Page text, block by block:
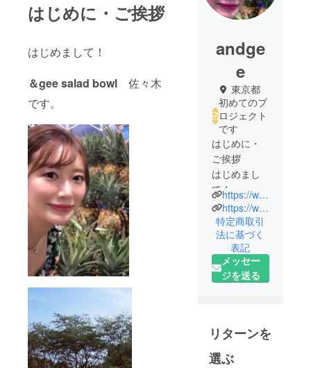
はじめに・ご挨拶
はじめまして！
＆gee salad bowl 佐々木
です。
andge
e
東京都
初めてのプ
ロジェクト
です
はじめに・
ご挨拶
はじめまし
て！
＆gee salad
bowl 佐々
木です。
私は、サラ
通して自然
の野菜を食
べることで
https://www.andgeesaradabowl.com/
https://www.instagram.com/andgee_official/
特定商取引
法に基づく
表記
メッセー
ジを送る
リターンを
選ぶ